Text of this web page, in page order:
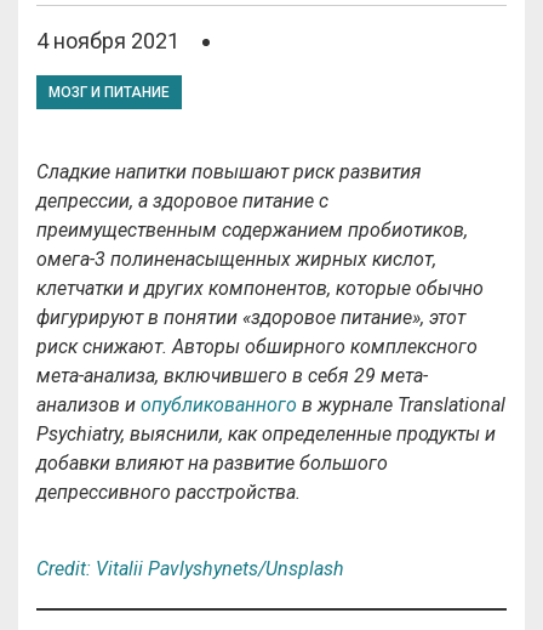
4 ноября 2021
МОЗГ И ПИТАНИЕ
Сладкие напитки повышают риск развития
депрессии, а здоровое питание с
преимущественным содержанием пробиотиков,
омега-3 полиненасыщенных жирных кислот,
клетчатки и других компонентов, которые обычно
фигурируют в понятии «здоровое питание», этот
риск снижают. Авторы обширного комплексного
мета-анализа, включившего в себя 29 мета-
анализов и опубликованного в журнале Translational
Psychiatry, выяснили, как определенные продукты и
добавки влияют на развитие большого
депрессивного расстройства.
Credit: Vitalii Pavlyshynets/Unsplash